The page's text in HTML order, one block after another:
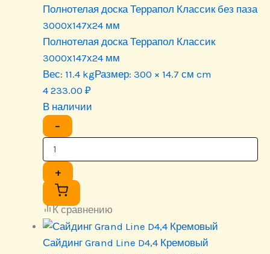
Полнотелая доска Террапол Классик без паза
3000х147х24 мм
Полнотелая доска Террапол Классик
3000х147х24 мм
Вес: 11.4 kgРазмер: 300 × 14.7 см cm
4 233.00 ₽
В наличии
−
+
К сравнению
Сайдинг Grand Line D4,4 Кремовый